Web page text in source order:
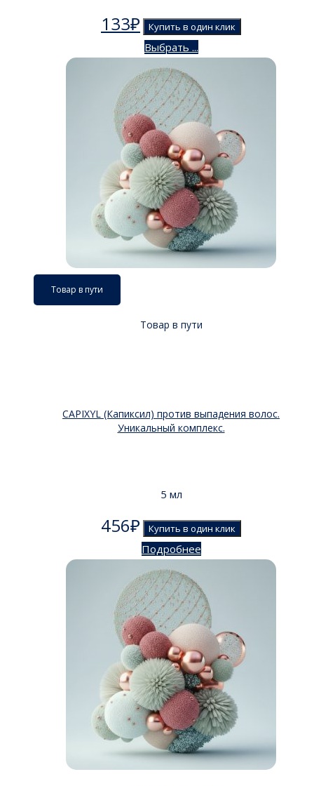
133₽ Купить в один клик
Выбрать ...
Товар в пути
Товар в пути
CAPIXYL (Капиксил) против выпадения волос.
Уникальный комплекс.
5 мл
456₽ Купить в один клик
Подробнее